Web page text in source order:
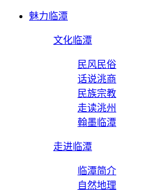
魅力临潭
文化临潭
民风民俗
话说洮商
民族宗教
走读洮州
翰墨临潭
走进临潭
临潭简介
自然地理